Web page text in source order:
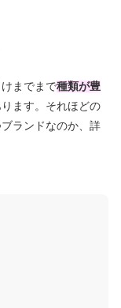
までまで種類が豊
ます。それほどの
ランドなのか、詳